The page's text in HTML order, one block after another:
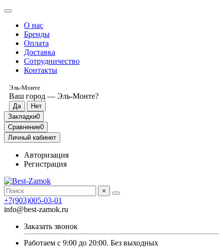
О нас
Бренды
Оплата
Доставка
Сотрудничество
Контакты
Эль-Монте
Ваш город — Эль-Монте?
Закладки0
Сравнение0
Личный кабинет
Авторизация
Регистрация
×
+7(903)005-03-01
info@best-zamok.ru
Заказать звонок
Работаем с 9:00 до 20:00. Без выходных